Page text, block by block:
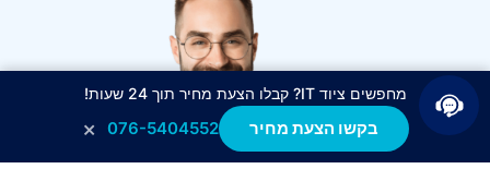
מחפשים ציוד IT? קבלו הצעת מחיר תוך 24 שעות!
בקשו הצעת מחיר 076-5404552
×